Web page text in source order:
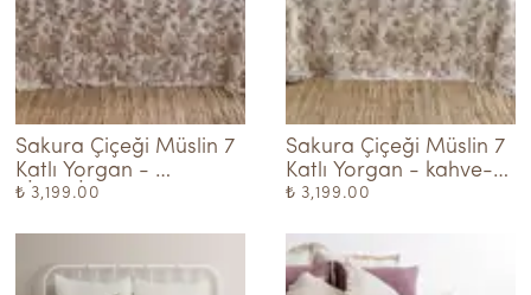
Sakura Çiçeği Müslin 7
Katlı Yorgan -
KİREMİT-KREM
₺ 3,199.00
Sakura Çiçeği Müslin 7
Katlı Yorgan - kahve-
krem
₺ 3,199.00